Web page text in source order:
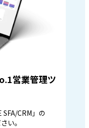
営業管理ツ
SFA/CRM」の
い。